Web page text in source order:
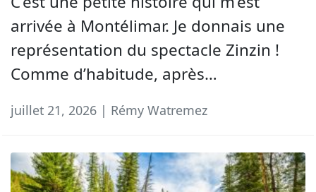
arrivée à Montélimar. Je donnais une
représentation du spectacle Zinzin !
Comme d’habitude, après…
juillet 21, 2026 | Rémy Watremez